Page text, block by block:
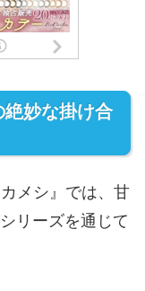
妙な掛け合
メシ』では、甘
リーズを通じて